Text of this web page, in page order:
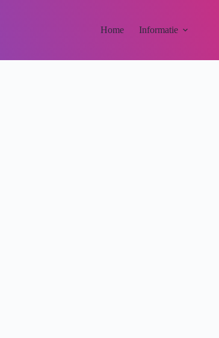
Home Informatie